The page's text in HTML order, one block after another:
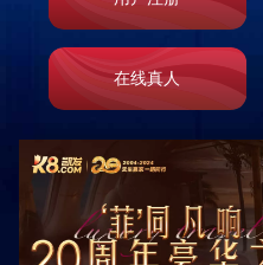
Store
门店信息